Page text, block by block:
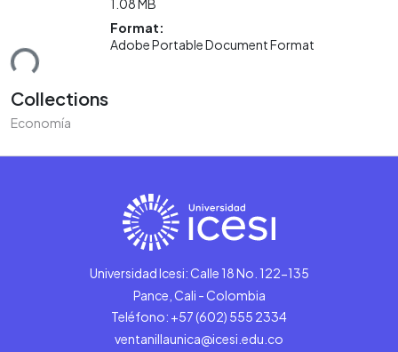
1.08 MB
Format:
Adobe Portable Document Format
Collections
Economía
Universidad Icesi: Calle 18 No. 122-135
Pance, Cali - Colombia
Teléfono: +57 (602) 555 2334
ventanillaunica@icesi.edu.co